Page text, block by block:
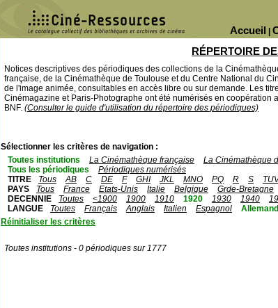
Accueil
RÉPERTOIRE
Notices descriptives des périodiques des collections de la
française, de la Cinémathèque de Toulouse et du Centre National du
de l'image animée, consultables en accès libre ou sur demande. Les
Cinémagazine et Paris-Photographe ont été numérisés en coopération
BNF. (Consulter le guide d'utilisation du répertoire des périodiques)
Sélectionner les critères de navigation :
Toutes institutions
La Cinémathèque française La Cinémathèque
Tous les périodiques
Périodiques numérisés
TITRE
Tous AB C DE F GHI JKL MNO PQ R S
PAYS
Tous France Etats-Unis Italie Belgique Grde-Bretagne
DECENNIE
Toutes <1900 1900 1910 1920 1930 1940
LANGUE
Toutes Français Anglais Italien Espagnol Allemand
Réinitialiser les critères
Toutes institutions - 0 périodiques sur 1777